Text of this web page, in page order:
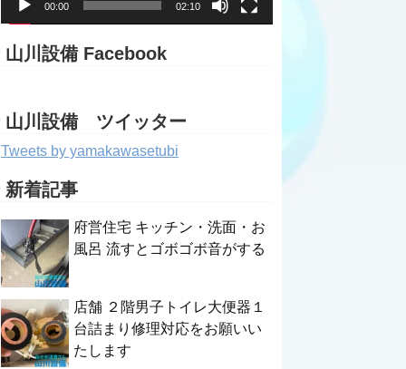
00:00 02:10
山川設備 Facebook
山川設備 ツイッター
Tweets by yamakawasetubi
新着記事
府営住宅 キッチン・洗面・お
風呂 流すとゴボゴボ音がする
店舗 ２階男子トイレ大便器１
台詰まり修理対応をお願いい
たします